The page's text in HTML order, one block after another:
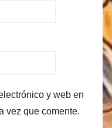
y web en
vez que comente.